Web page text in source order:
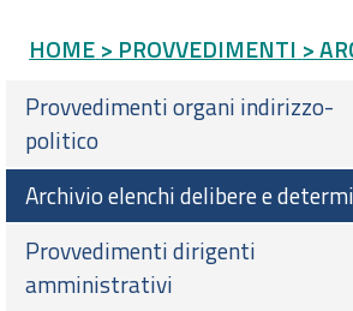
HOME > PROVVEDIMENTI >
Provvedimenti organi indirizzo-
politico
Archivio elenchi delibere e
Provvedimenti dirigenti
amministrativi